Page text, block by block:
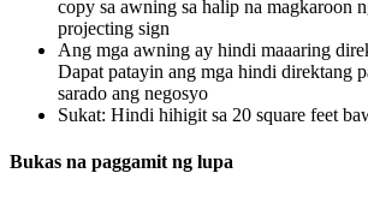
copy sa awning sa halip na magkaroon
projecting sign
Ang mga awning ay hindi maaaring
Dapat patayin ang mga hindi direktang
sarado ang negosyo
Sukat: Hindi hihigit sa 20 square feet
Bukas na paggamit ng lupa